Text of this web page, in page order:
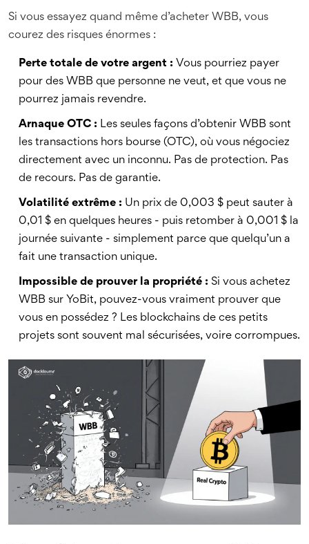
Si vous essayez quand même d’acheter WBB, vous
courez des risques énormes :
Perte totale de votre argent : Vous pourriez payer
pour des WBB que personne ne veut, et que vous ne
pourrez jamais revendre.
Arnaque OTC : Les seules façons d’obtenir WBB sont
les transactions hors bourse (OTC), où vous négociez
directement avec un inconnu. Pas de protection. Pas
de recours. Pas de garantie.
Volatilité extrême : Un prix de 0,003 $ peut sauter à
0,01 $ en quelques heures - puis retomber à 0,001 $ la
journée suivante - simplement parce que quelqu’un a
fait une transaction unique.
Impossible de prouver la propriété : Si vous achetez
WBB sur YoBit, pouvez-vous vraiment prouver que
vous en possédez ? Les blockchains de ces petits
projets sont souvent mal sécurisées, voire corrompues.